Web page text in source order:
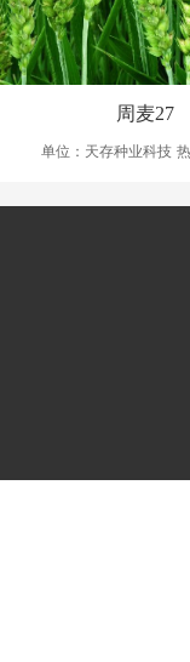
周麦27
单位：天存种业科技